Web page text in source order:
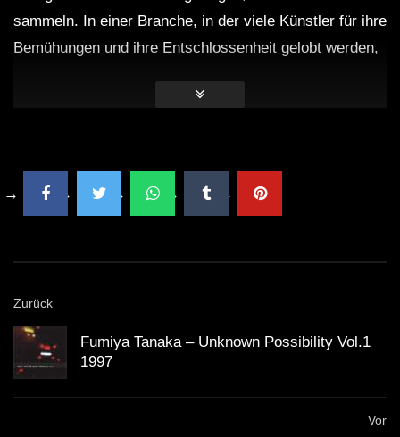
sammeln. In einer Branche, in der viele Künstler für ihre
Bemühungen und ihre Entschlossenheit gelobt werden,
Sie ist die Verkörperung von jemandem, der solche
Ihre unübertroffene Arbeitsmoral zeigt sich in ihren
Sie ist in unseren Augen eine Ikone der Inspiration
http://www.djmag.com Top 100 DJs:
http://www.djmag.com/top100djs Facebook:
http://on.fb.me/1tr9sNh Twitter: http://bit.ly/1AxeMR6
Zurück
Fumiya Tanaka ‎– Unknown Possibility Vol.1
1997
Vor